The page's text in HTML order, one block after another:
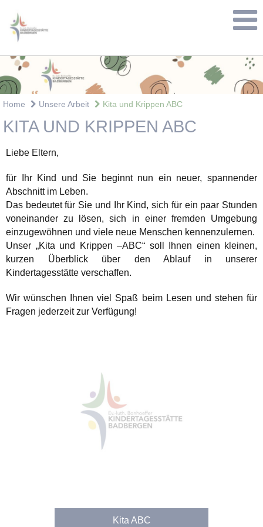
Home Unsere Arbeit Kita und Krippen ABC
KITA UND KRIPPEN ABC
Liebe Eltern,
für Ihr Kind und Sie beginnt nun ein neuer, spannender
Abschnitt im Leben.
Das bedeutet für Sie und Ihr Kind, sich für ein paar Stunden
voneinander zu lösen, sich in einer fremden Umgebung
einzugewöhnen und viele neue Menschen kennenzulernen.
Unser „Kita und Krippen –ABC“ soll Ihnen einen kleinen,
kurzen Überblick über den Ablauf in unserer
Kindertagesstätte verschaffen.
Wir wünschen Ihnen viel Spaß beim Lesen und stehen für
Fragen jederzeit zur Verfügung!
Kita ABC